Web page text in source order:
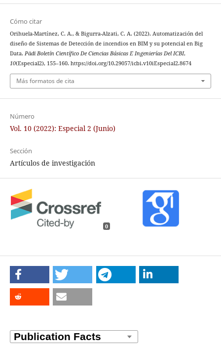
Cómo citar
Orihuela-Martínez, C. A., & Bigurra-Alzati, C. A. (2022). Automatización del
diseño de Sistemas de Detección de incendios en BIM y su potencial en Big
Data. Pädi Boletín Científico De Ciencias Básicas E Ingenierías Del ICBI,
10(Especial2), 155–160. https://doi.org/10.29057/icbi.v10iEspecial2.8674
Más formatos de cita
Número
Vol. 10 (2022): Especial 2 (Junio)
Sección
Artículos de investigación
0